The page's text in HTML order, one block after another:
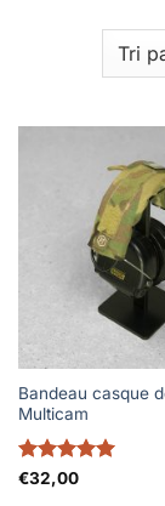
Bandeau casque
Multicam
Note5sur
€32,00